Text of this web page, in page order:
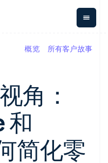
入
费
定期
资金管
Payouts
钱包、
稳定币
发行和
平台
案
概览 所有客户故事
角：
和
简化零